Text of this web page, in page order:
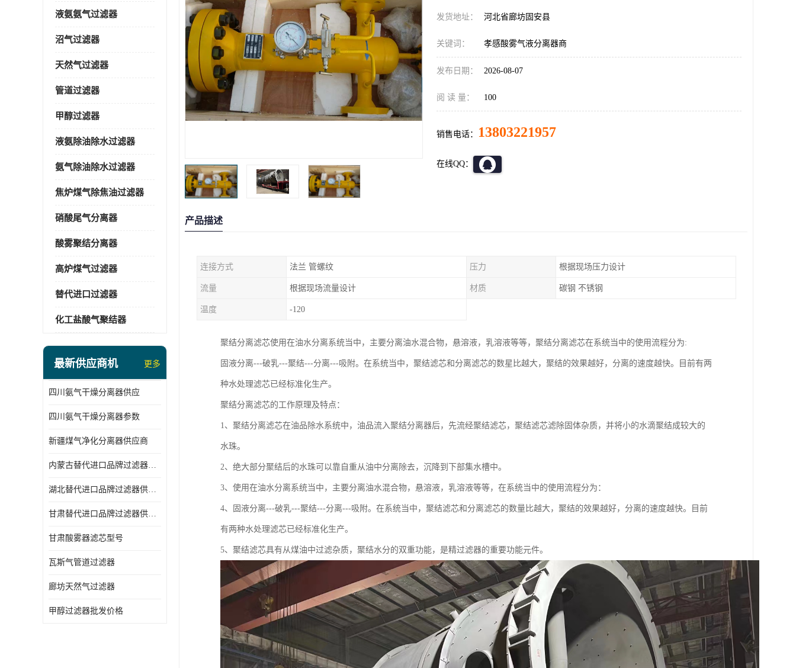
液氨氨气过滤器
沼气过滤器
天然气过滤器
管道过滤器
甲醇过滤器
液氨除油除水过滤器
氨气除油除水过滤器
焦炉煤气除焦油过滤器
硝酸尾气分离器
酸雾聚结分离器
高炉煤气过滤器
替代进口过滤器
化工盐酸气聚结器
最新供应商机 更多
四川氨气干燥分离器供应
四川氨气干燥分离器参数
新疆煤气净化分离器供应商
内蒙古替代进口品牌过滤器厂家
湖北替代进口品牌过滤器供应商
甘肃替代进口品牌过滤器供应商
甘肃酸雾器滤芯型号
瓦斯气管道过滤器
廊坊天然气过滤器
甲醇过滤器批发价格
发货地址： 河北省廊坊固安县
关键词： 孝感酸雾气液分离器商
发布日期： 2026-08-07
阅 读 量： 100
销售电话： 13803221957
在线QQ：
产品描述
连接方式 法兰 管螺纹 压力 根据现场压力设计
流量 根据现场流量设计 材质 碳钢 不锈钢
温度 -120
聚结分离滤芯使用在油水分离系统当中，主要分离油水混合物，悬溶液，乳溶液等等，聚结分离滤芯在系统当中的使用流程分为:
固液分离---破乳---聚结---分离---吸附。在系统当中，聚结滤芯和分离滤芯的数星比越大，聚结的效果越好，分离的速度越快。目前有两
种水处理滤芯已经标准化生产。
聚结分离滤芯的工作原理及特点：
1、聚结分离滤芯在油品除水系统中，油品流入聚结分离器后，先流经聚结滤芯，聚结滤芯滤除固体杂质，并将小的水滴聚结成较大的
水珠。
2、绝大部分聚结后的水珠可以靠自重从油中分离除去，沉降到下部集水槽中。
3、使用在油水分离系统当中，主要分离油水混合物，悬溶液，乳溶液等等，在系统当中的使用流程分为：
4、固液分离---破乳---聚结---分离---吸附。在系统当中，聚结滤芯和分离滤芯的数量比越大，聚结的效果越好，分离的速度越快。目前
有两种水处理滤芯已经标准化生产。
5、聚结滤芯具有从煤油中过滤杂质，聚结水分的双重功能，是精过滤器的重要功能元件。